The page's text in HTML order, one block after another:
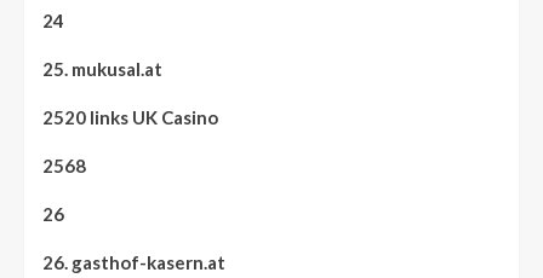
24
25. mukusal.at
2520 links UK Casino
2568
26
26. gasthof-kasern.at